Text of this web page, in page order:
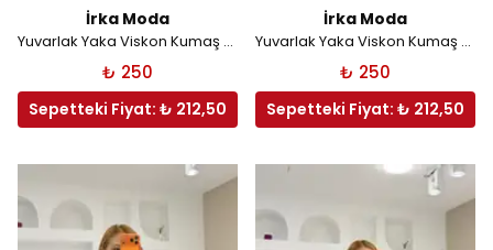
İrka Moda
Yuvarlak Yaka Viskon Kumaş Atlet - Yeşil
₺ 250
Sepetteki Fiyat: ₺ 212,50
İrka Moda
Yuvarlak Yaka Viskon Kumaş Atlet - Mavi
₺ 250
Sepetteki Fiyat: ₺ 212,50